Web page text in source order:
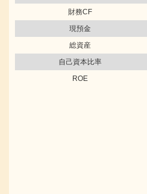
財務CF
現預金
総資産
自己資本比率
ROE